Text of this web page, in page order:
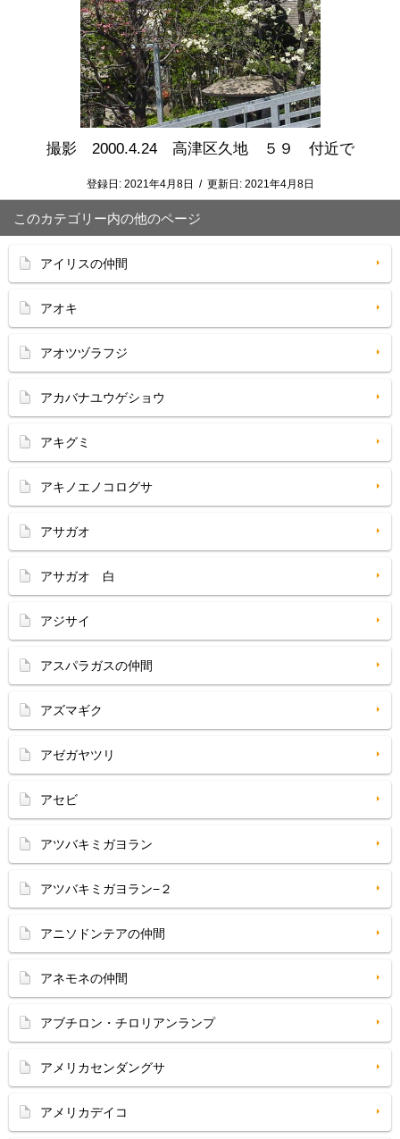
撮影 2000.4.24 高津区久地 ５９ 付近で
登録日: 2021年4月8日 / 更新日: 2021年4月8日
このカテゴリー内の他のページ
アイリスの仲間
アオキ
アオツヅラフジ
アカバナユウゲショウ
アキグミ
アキノエノコログサ
アサガオ
アサガオ 白
アジサイ
アスパラガスの仲間
アズマギク
アゼガヤツリ
アセビ
アツバキミガヨラン
アツバキミガヨラン−２
アニソドンテアの仲間
アネモネの仲間
アブチロン・チロリアンランプ
アメリカセンダングサ
アメリカデイコ